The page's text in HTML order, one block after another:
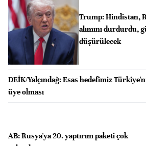
Trump: Hindistan,
alımını durdurdu,
düşürülecek
DEİK/Yalçındağ: Esas hedefimiz
üye olması
AB: Rusya'ya 20. yaptırım paketi çok